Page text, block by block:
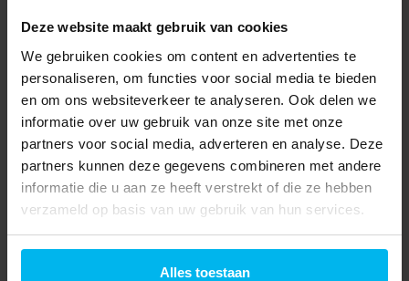
Deze website maakt gebruik van cookies
We gebruiken cookies om content en advertenties te
personaliseren, om functies voor social media te bieden
en om ons websiteverkeer te analyseren. Ook delen we
informatie over uw gebruik van onze site met onze
partners voor social media, adverteren en analyse. Deze
partners kunnen deze gegevens combineren met andere
informatie die u aan ze heeft verstrekt of die ze hebben
verzameld op basis van uw gebruik van hun services.
Alles toestaan
Siemens SN55ES56CE -
Inbouw vaatwasser
Informeer naar de
beschikbaarheid
Bosch SBV2ITX22E XL -
Inbouw vaatwasser
Informeer naar de